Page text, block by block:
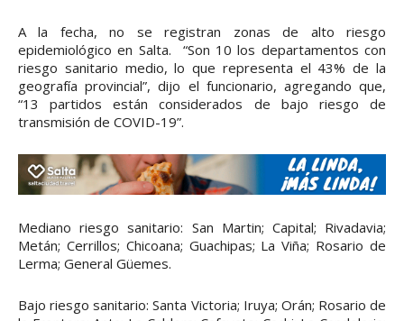
A la fecha, no se registran zonas de alto riesgo
epidemiológico en Salta. “Son 10 los departamentos con
riesgo sanitario medio, lo que representa el 43% de la
geografía provincial”, dijo el funcionario, agregando que,
“13 partidos están considerados de bajo riesgo de
transmisión de COVID-19”.
Mediano riesgo sanitario: San Martin; Capital; Rivadavia;
Metán; Cerrillos; Chicoana; Guachipas; La Viña; Rosario de
Lerma; General Güemes.
Bajo riesgo sanitario: Santa Victoria; Iruya; Orán; Rosario de